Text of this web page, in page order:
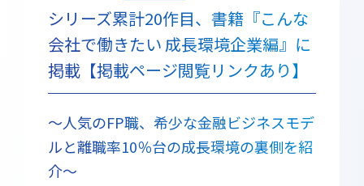
シリーズ累計20作目、書籍『こんな
会社で働きたい 成長環境企業編』に
掲載【掲載ページ閲覧リンクあり】
～人気のFP職、希少な金融ビジネスモデ
ルと離職率10％台の成長環境の裏側を紹
介～